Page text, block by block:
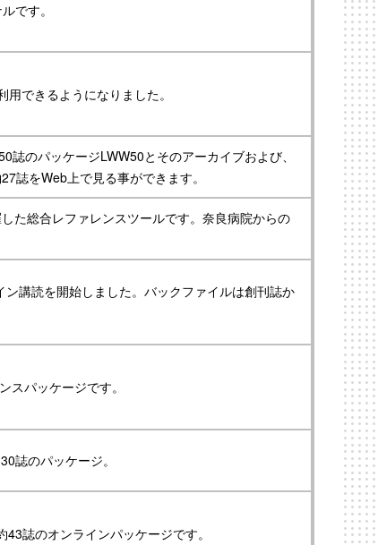
です。
できるようになりました。
のパッケージLWW50とそのアーカイブおよび、
誌をWeb上で見る事ができます。
た総合レファレンスツールです。奈良病院からの
講読を開始しました。バックファイルは創刊誌か
スパッケージです。
誌のパッケージ。
誌のオンラインパッケージです。